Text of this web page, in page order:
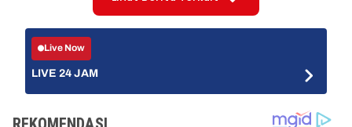
Live Now
LIVE 24 JAM